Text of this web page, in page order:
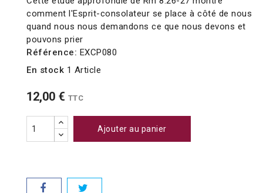
comment l'Esprit-consolateur se place à côté de nous
quand nous nous demandons ce que nous devons et
pouvons prier
Référence: EXCP080
En stock 1 Article
12,00 € TTC
Ajouter au panier